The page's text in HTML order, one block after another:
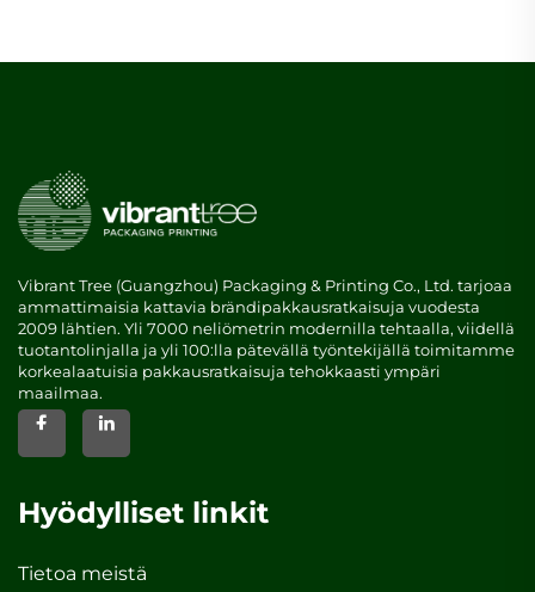
Vibrant Tree (Guangzhou) Packaging & Printing Co., Ltd. tarjoaa
ammattimaisia kattavia brändipakkausratkaisuja vuodesta
2009 lähtien. Yli 7000 neliömetrin modernilla tehtaalla, viidellä
tuotantolinjalla ja yli 100:lla pätevällä työntekijällä toimitamme
korkealaatuisia pakkausratkaisuja tehokkaasti ympäri
maailmaa.
Hyödylliset linkit
Tietoa meistä